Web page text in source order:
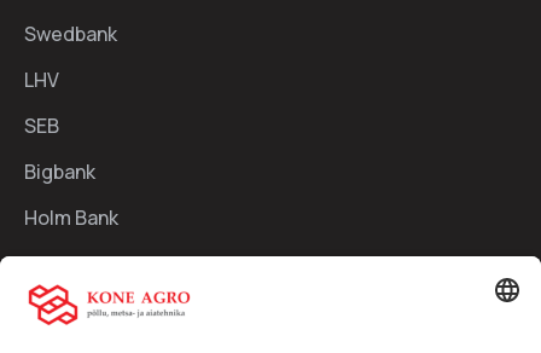
Swedbank
LHV
SEB
Bigbank
Holm Bank
Kiirlingid: